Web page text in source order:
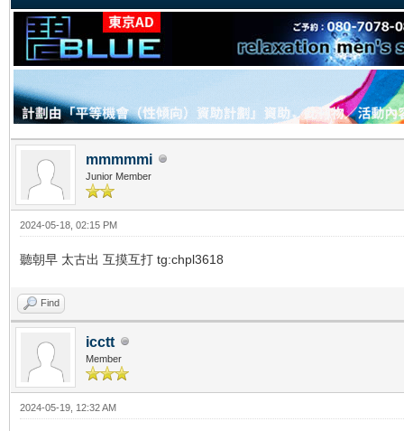
mmmmmi
Junior Member
2024-05-18, 02:15 PM
聽朝早 太古出 互摸互打 tg:chpl3618
Find
icctt
Member
2024-05-19, 12:32 AM